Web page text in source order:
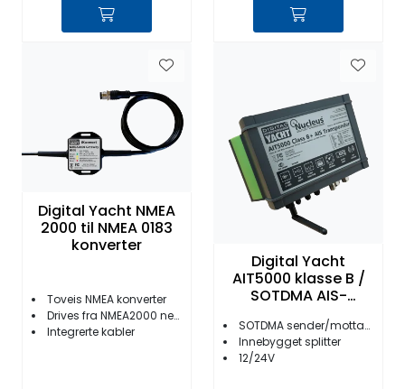
Digital Yacht NMEA
2000 til NMEA 0183
konverter
Toveis NMEA konverter
Drives fra NMEA2000 nettverk
Integrerte kabler
Digital Yacht
AIT5000 klasse B /
SOTDMA AIS-
SOTDMA sender/mottaker
Innebygget splitter
12/24V